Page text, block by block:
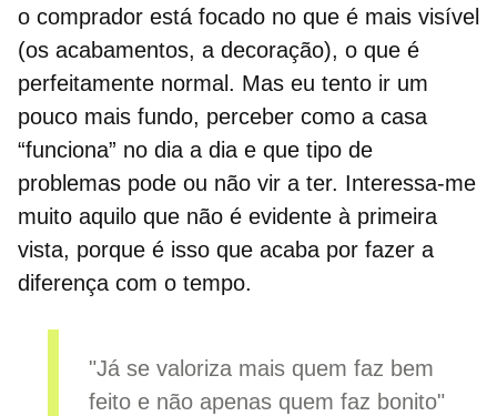
o comprador está focado no que é mais visível
(os acabamentos, a decoração), o que é
perfeitamente normal. Mas eu tento ir um
pouco mais fundo, perceber como a casa
“funciona” no dia a dia e que tipo de
problemas pode ou não vir a ter. Interessa-me
muito aquilo que não é evidente à primeira
vista, porque é isso que acaba por fazer a
diferença com o tempo.
"Já se valoriza mais quem faz bem
feito e não apenas quem faz bonito"